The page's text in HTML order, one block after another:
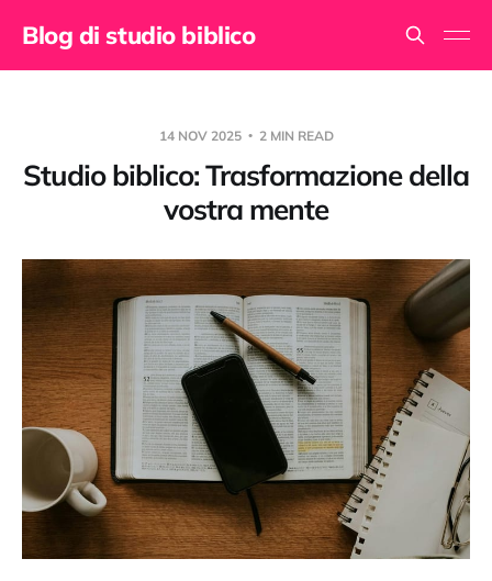
Blog di studio biblico
14 NOV 2025 2 MIN READ
Studio biblico: Trasformazione della
vostra mente